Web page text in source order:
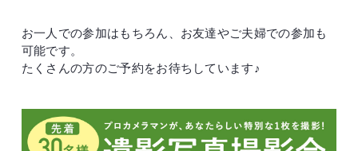
お一人での参加はもちろん、お友達やご夫婦での参加も
可能です。
たくさんの方のご予約をお待ちしています♪